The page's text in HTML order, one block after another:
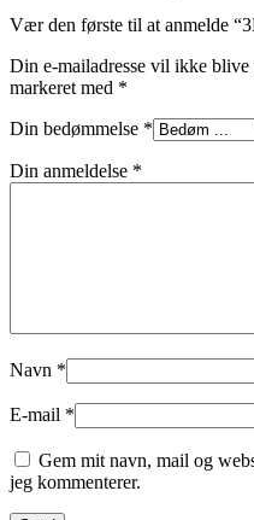
Vær den første til at anmelde
Din e-mailadresse vil ikke blive
markeret med *
Din bedømmelse *
Din anmeldelse *
Navn *
E-mail *
Gem mit navn, mail og
jeg kommenterer.